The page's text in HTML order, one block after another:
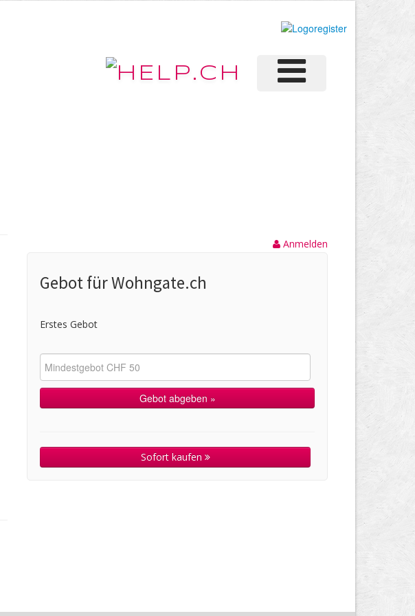
Anmelden
Gebot für Wohngate.ch
Erstes Gebot
Sofort kaufen